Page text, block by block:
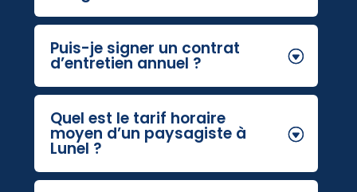
Puis-je signer un contrat
d’entretien annuel ?
Quel est le tarif horaire
moyen d’un paysagiste à
Lunel ?